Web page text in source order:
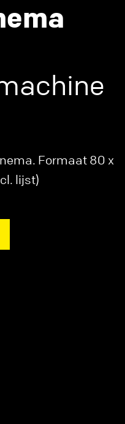
Formaat 80 x
lijst)